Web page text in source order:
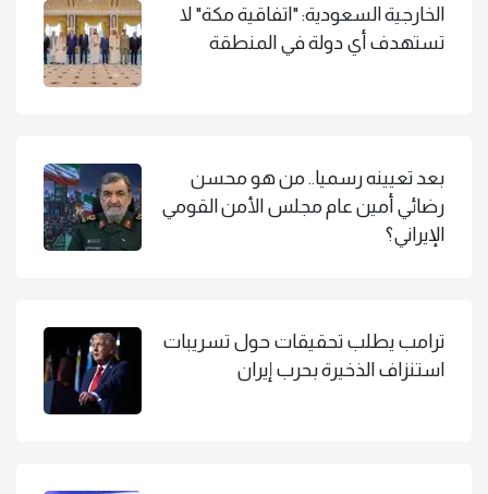
الخارجية السعودية: "اتفاقية مكة" لا
تستهدف أي دولة في المنطقة
بعد تعيينه رسميا.. من هو محسن
رضائي أمين عام مجلس الأمن القومي
الإيراني؟
ترامب يطلب تحقيقات حول تسريبات
استنزاف الذخيرة بحرب إيران